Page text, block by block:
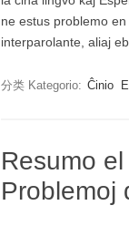
ne estus problemo
interparolante, aliaj
分类 Kategorio: Ĉinio
Resumo
Problemoj